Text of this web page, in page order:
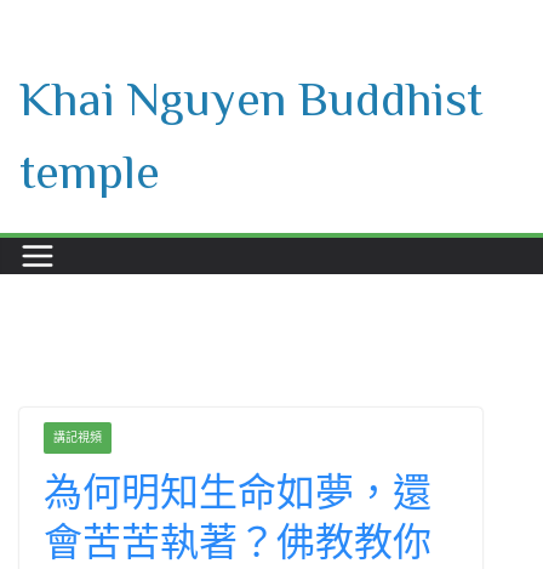
content
Khai Nguyen Buddhist
temple
講記視頻
為何明知生命如夢，還
會苦苦執著？佛教教你